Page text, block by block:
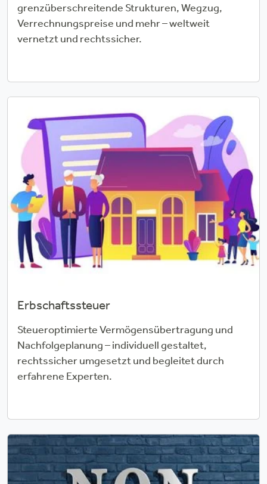
grenzüberschreitende Strukturen, Wegzug,
Verrechnungspreise und mehr – weltweit
vernetzt und rechtssicher.
Erbschaftssteuer
Steueroptimierte Vermögensübertragung und
Nachfolgeplanung – individuell gestaltet,
rechtssicher umgesetzt und begleitet durch
erfahrene Experten.